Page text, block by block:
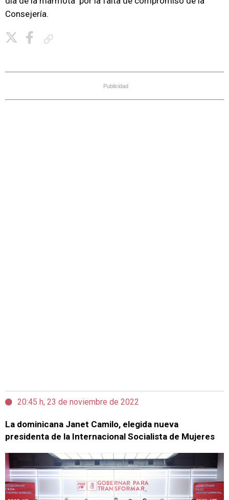
Consejería.
Publicidad
20:45 h, 23 de noviembre de 2022
La dominicana Janet Camilo, elegida nueva
presidenta de la Internacional Socialista de Mujeres